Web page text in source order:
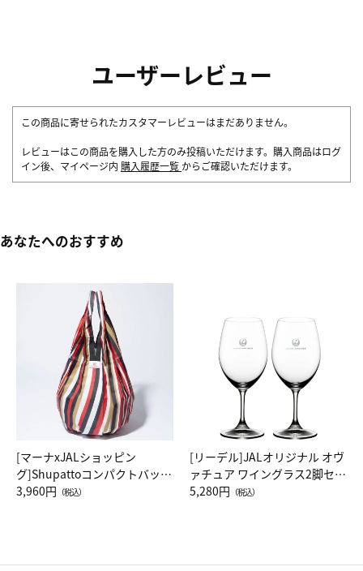
ユーザーレビュー
この商品に寄せられたカスタマーレビューはまだありません。
レビューはこの商品を購入した方のみ投稿いただけます。購入商品はログ
イン後、マイページ内 購入履歴一覧 からご確認いただけます。
あなたへのおすすめ
[マーナxJALショッピン
グ]Shupattoコンパクトバッグ
Drop JAL客室乗務員（LC）ス
3,960円 （税込）
[リーデル]JALオリジナル オヴ
ァチュア ワイングラス2脚セッ
ト（レッドワイン）
5,280円 （税込）